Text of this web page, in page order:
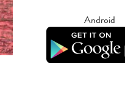
Android